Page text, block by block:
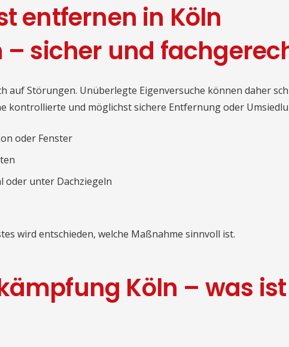
entfernen in Köln
– sicher und
auf Störungen. Unüberlegte Eigenversuche können daher
kontrollierte und möglichst sichere Entfernung oder
oder Fenster
oder unter Dachziegeln
wird entschieden, welche Maßnahme sinnvoll ist.
Köln – was ist